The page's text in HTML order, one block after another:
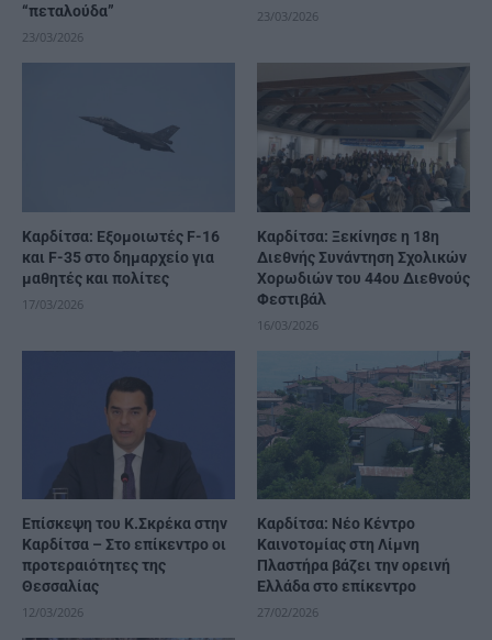
“πεταλούδα”
23/03/2026
23/03/2026
Καρδίτσα: Εξομοιωτές F-16
και F-35 στο δημαρχείο για
μαθητές και πολίτες
17/03/2026
Καρδίτσα: Ξεκίνησε η 18η
Διεθνής Συνάντηση Σχολικών
Χορωδιών του 44ου Διεθνούς
Φεστιβάλ
16/03/2026
Επίσκεψη του Κ.Σκρέκα στην
Καρδίτσα – Στο επίκεντρο οι
προτεραιότητες της
Θεσσαλίας
12/03/2026
Καρδίτσα: Νέο Κέντρο
Καινοτομίας στη Λίμνη
Πλαστήρα βάζει την ορεινή
Ελλάδα στο επίκεντρο
27/02/2026